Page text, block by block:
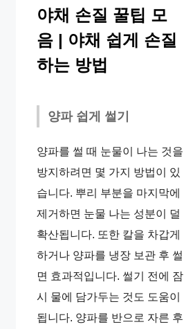
야채 손질 꿀팁 모
음 | 야채 쉽게 손질
하는 방법
양파 쉽게 썰기
양파를 썰 때 눈물이 나는 것을
방지하려면 몇 가지 방법이 있
습니다. 뿌리 부분을 마지막에
제거하면 눈물 나는 성분이 덜
확산됩니다. 또한 칼을 차갑게
하거나 양파를 냉장 보관 후 썰
면 효과적입니다. 썰기 전에 잠
시 물에 담가두는 것도 도움이
됩니다. 양파를 반으로 자른 후